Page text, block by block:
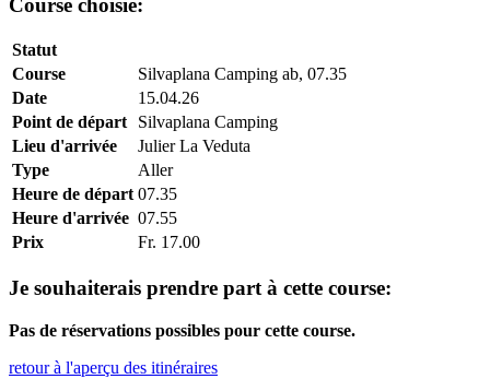
Statut
Course
Silvaplana Camping ab, 07.35
Date
15.04.26
Point de départ
Silvaplana Camping
Lieu d'arrivée
Julier La Veduta
Type
Aller
Heure de départ 07.35
Heure d'arrivée 07.55
Prix
Fr. 17.00
Je souhaiterais prendre part à cette course:
Pas de réservations possibles pour cette course.
retour à l'aperçu des itinéraires